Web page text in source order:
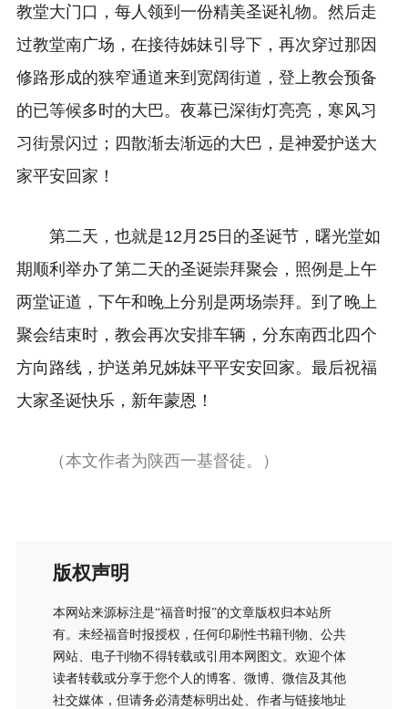
教堂大门口，每人领到一份精美圣诞礼物。然后走
过教堂南广场，在接待姊妹引导下，再次穿过那因
修路形成的狭窄通道来到宽阔街道，登上教会预备
的已等候多时的大巴。夜幕已深街灯亮亮，寒风习
习街景闪过；四散渐去渐远的大巴，是神爱护送大
家平安回家！
第二天，也就是12月25日的圣诞节，曙光堂如
期顺利举办了第二天的圣诞崇拜聚会，照例是上午
两堂证道，下午和晚上分别是两场崇拜。到了晚上
聚会结束时，教会再次安排车辆，分东南西北四个
方向路线，护送弟兄姊妹平平安安回家。最后祝福
大家圣诞快乐，新年蒙恩！
（本文作者为陕西一基督徒。）
版权声明
本网站来源标注是“福音时报”的文章版权归本站所
有。未经福音时报授权，任何印刷性书籍刊物、公共
网站、电子刊物不得转载或引用本网图文。欢迎个体
读者转载或分享于您个人的博客、微博、微信及其他
社交媒体，但请务必清楚标明出处、作者与链接地址